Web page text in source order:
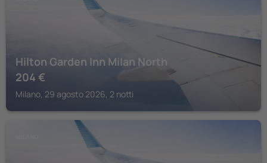
Hilton Garden Inn Milan North
204 €
Milano, 29 agosto 2026, 2 notti